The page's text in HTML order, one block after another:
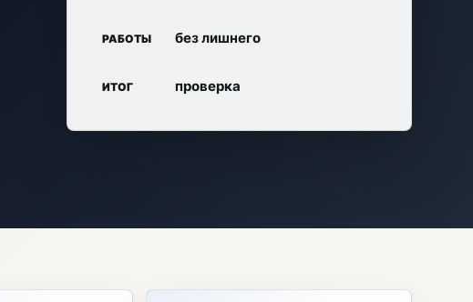
РАБОТЫ без лишнего
ИТОГ проверка